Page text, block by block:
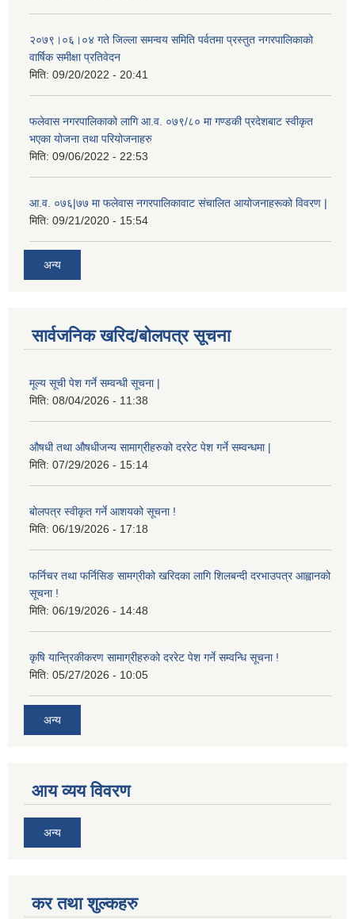
२०७९।०६।०४ गते जिल्ला समन्वय समिति पर्वतमा प्रस्तुत नगरपालिकाको
वार्षिक समीक्षा प्रतिवेदन
मिति: 09/20/2022 - 20:41
फलेवास नगरपालिकाको लागि आ.व. ०७९/८० मा गण्डकी प्रदेशबाट स्वीकृत
भएका योजना तथा परियोजनाहरु
मिति: 09/06/2022 - 22:53
आ.व. ०७६|७७ मा फलेवास नगरपालिकावाट संचालित आयोजनाहरूको विवरण |
मिति: 09/21/2020 - 15:54
अन्य
सार्वजनिक खरिद/बोलपत्र सूचना
मूल्य सूची पेश गर्ने सम्वन्धी सूचना |
मिति: 08/04/2026 - 11:38
औषधी तथा औषधीजन्य सामाग्रीहरुको दररेट पेश गर्ने सम्वन्धमा |
मिति: 07/29/2026 - 15:14
बोलपत्र स्वीकृत गर्ने आशयको सूचना !
मिति: 06/19/2026 - 17:18
फर्निचर तथा फर्निसिङ सामग्रीको खरिदका लागि शिलबन्दी दरभाउपत्र आह्वानको
सूचना !
मिति: 06/19/2026 - 14:48
कृषि यान्त्रिकीकरण सामाग्रीहरुको दररेट पेश गर्ने सम्वन्धि सूचना !
मिति: 05/27/2026 - 10:05
अन्य
आय व्यय विवरण
अन्य
कर तथा शुल्कहरु